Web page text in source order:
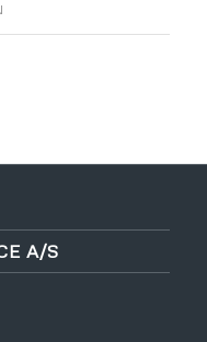
A/S